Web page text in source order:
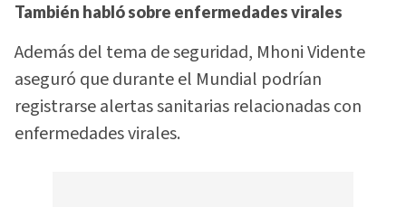
También habló sobre enfermedades virales
Además del tema de seguridad, Mhoni Vidente
aseguró que durante el Mundial podrían
registrarse alertas sanitarias relacionadas con
enfermedades virales.